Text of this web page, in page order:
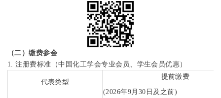
（二）缴费参会
1.注册费标准（中国化工学会专业会员、学生会员优惠）
代表类型
提前缴费
(2026年9月 30 日及之前)